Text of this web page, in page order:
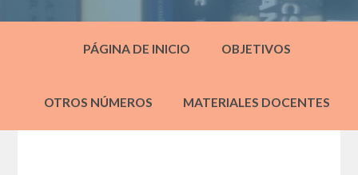
PÁGINA DE INICIO OBJETIVOS
OTROS NÚMEROS MATERIALES DOCENTES